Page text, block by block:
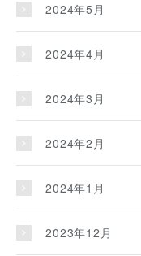
2024年5月
2024年4月
2024年3月
2024年2月
2024年1月
2023年12月